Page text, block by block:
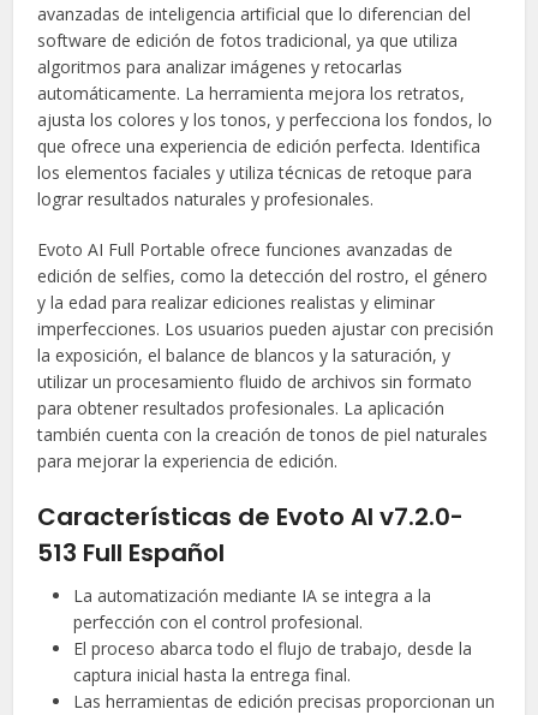
avanzadas de inteligencia artificial que lo diferencian del
software de edición de fotos tradicional, ya que utiliza
algoritmos para analizar imágenes y retocarlas
automáticamente. La herramienta mejora los retratos,
ajusta los colores y los tonos, y perfecciona los fondos, lo
que ofrece una experiencia de edición perfecta. Identifica
los elementos faciales y utiliza técnicas de retoque para
lograr resultados naturales y profesionales.
Evoto AI Full Portable ofrece funciones avanzadas de
edición de selfies, como la detección del rostro, el género
y la edad para realizar ediciones realistas y eliminar
imperfecciones. Los usuarios pueden ajustar con precisión
la exposición, el balance de blancos y la saturación, y
utilizar un procesamiento fluido de archivos sin formato
para obtener resultados profesionales. La aplicación
también cuenta con la creación de tonos de piel naturales
para mejorar la experiencia de edición.
Características de Evoto AI v7.2.0-
513 Full Español
La automatización mediante IA se integra a la
perfección con el control profesional.
El proceso abarca todo el flujo de trabajo, desde la
captura inicial hasta la entrega final.
Las herramientas de edición precisas proporcionan un